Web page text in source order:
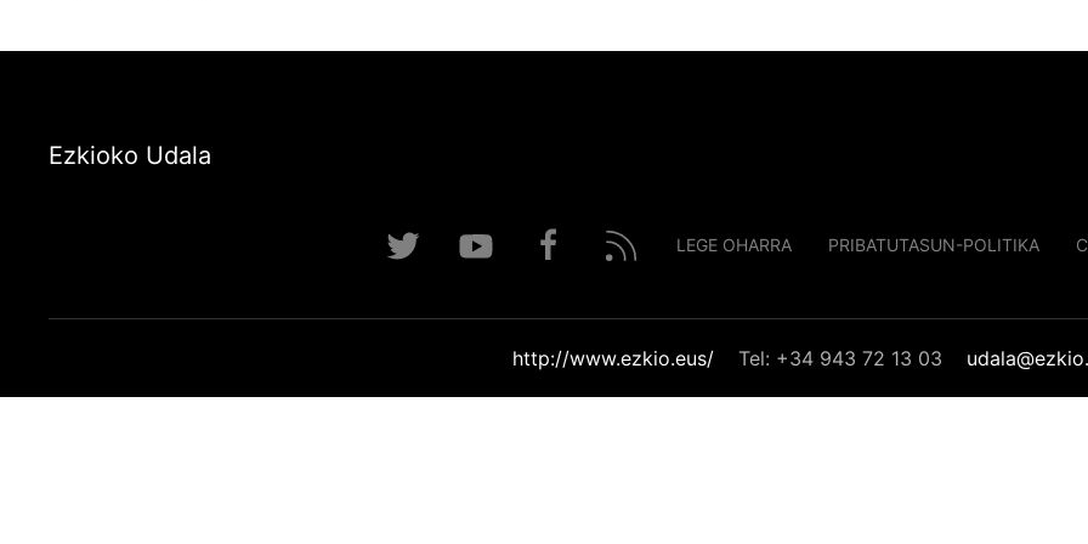
Ezkioko Udala
LEGE OHARRA PRIBATUTASUN-POLITIKA
http://www.ezkio.eus/ Tel: +34 943 72 13 03